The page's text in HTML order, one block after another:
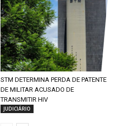
STM DETERMINA PERDA DE PATENTE
DE MILITAR ACUSADO DE
TRANSMITIR HIV
JUDICIÁRIO